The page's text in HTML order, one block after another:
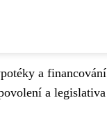
a
a legislativa